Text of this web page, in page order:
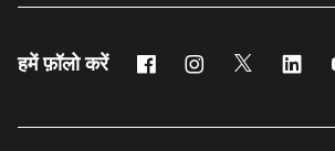
हमें फ़ॉलो करें फेसबुक इंस्टाग्राम ट्विटर